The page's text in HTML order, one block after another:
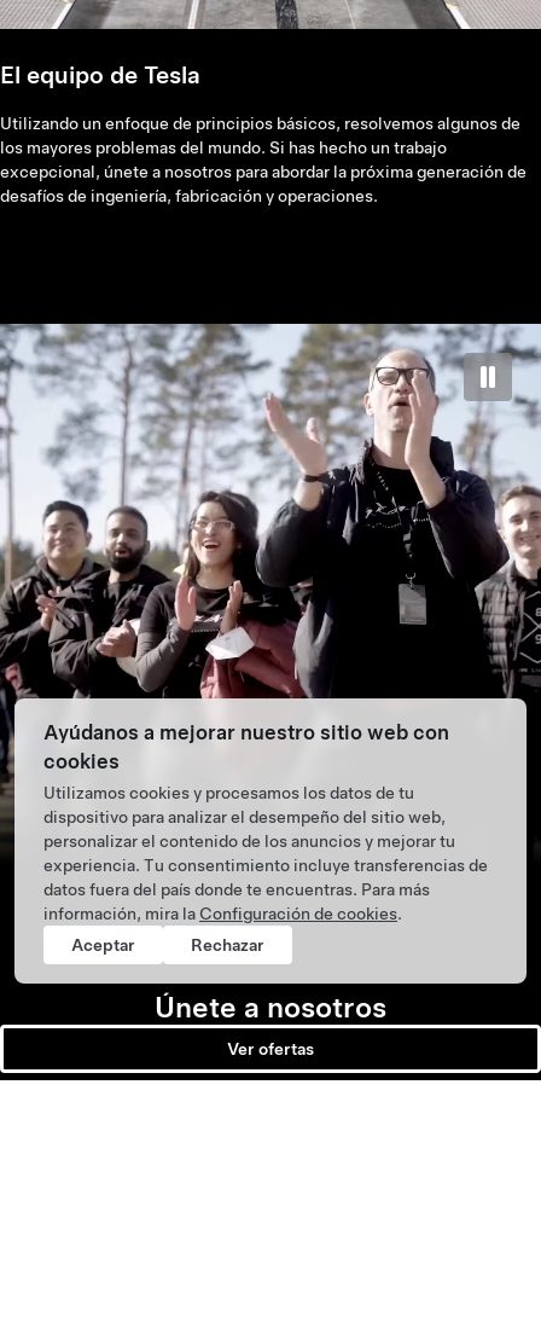
Utilizando un enfoque de principios básicos, resolvemos algunos de
los mayores problemas del mundo. Si has hecho un trabajo
excepcional, únete a nosotros para abordar la próxima generación de
desafíos de ingeniería, fabricación y operaciones.
El equipo de Tesla
Únete a nosotros
Ver ofertas
Ayúdanos a mejorar nuestro sitio web con
cookies
Utilizamos cookies y procesamos los datos de tu
dispositivo para analizar el desempeño del sitio web,
personalizar el contenido de los anuncios y mejorar tu
experiencia. Tu consentimiento incluye transferencias de
datos fuera del país donde te encuentras. Para más
información, mira la Configuración de cookies.
Aceptar
Rechazar